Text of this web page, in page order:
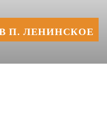
П. ЛЕНИНСКОЕ